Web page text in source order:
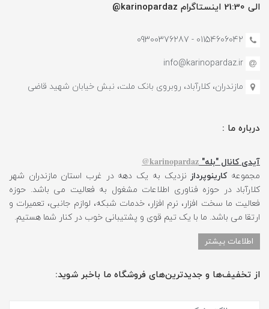
الی 21:30 اینستاگرام karinopardaz@
01154606042 - 09300376287
info@karinopardaz.ir
مازندران، کلارآباد، روبروی بانک ملت، نبش خیابان شهید قاضی
درباره ما :
آیدی کانال "بله" karinopardaz@
مجموعهکارینوپرداز نزدیک به یک دهه در غرب استان مازندران شهر
کلارآباد در حوزه فناوری اطلاعات مشغول به فعالیت می باشد. حوزه
فعالیت ما سخت افزار، نرم افزار، خدمات شبکه، لوازم جانبی، تعمیرات و
ارتقا می باشد. ما با یک تیم قوی و پشتیبانی خوب در کنار شما هستیم.
اطلاعات بیشتر
از تخفیف‌ها و جدیدترین‌های فروشگاه ما باخبر شوید: